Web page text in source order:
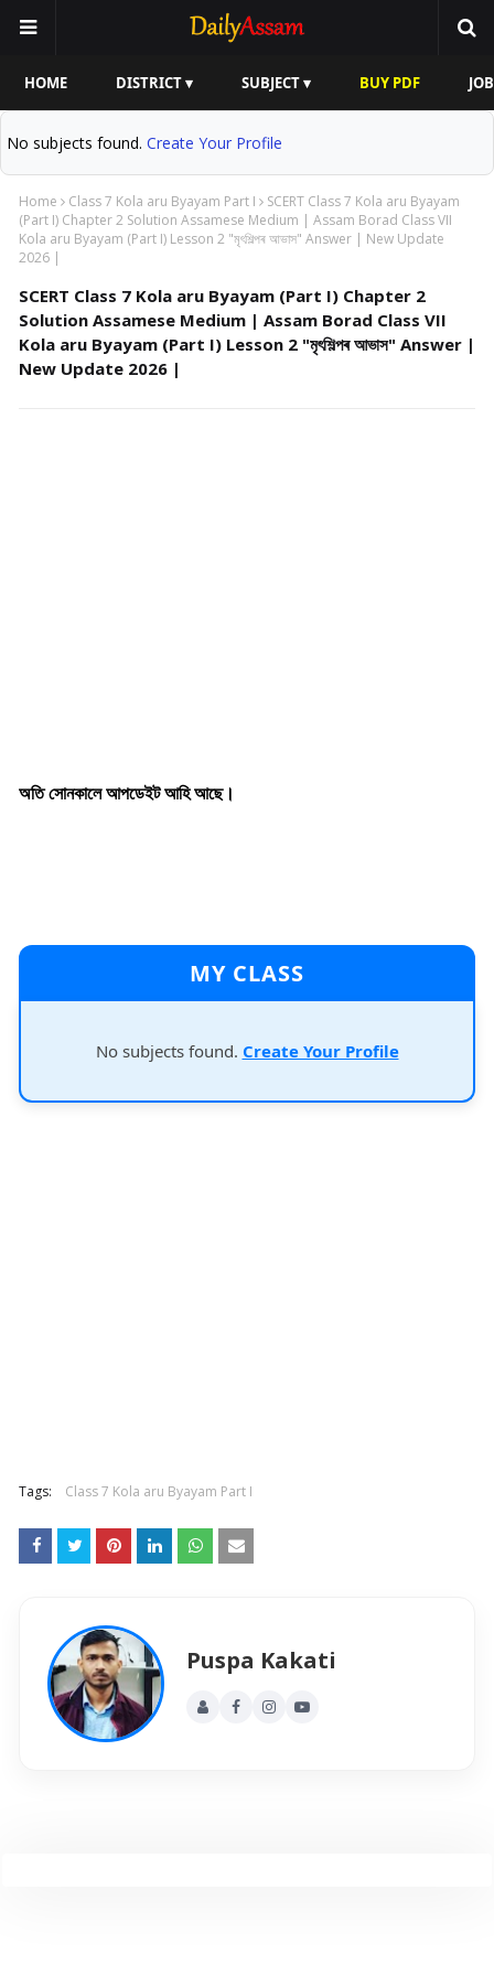
HOME DISTRICT ▾ SUBJECT ▾ BUY PDF
No subjects found. Create Your Profile
Home Class 7 Kola aru Byayam Part I
SCERT Class 7 Kola aru Byayam
(Part I) Chapter 2 Solution Assamese Medium | Assam Borad Class VII
Kola aru Byayam (Part I) Lesson 2 "মৃৎশিল্পৰ আভাস" Answer | New Update
2026 |
SCERT Class 7 Kola aru Byayam (Part I) Chapter 2
Solution Assamese Medium | Assam Borad Class VII
Kola aru Byayam (Part I) Lesson 2 "মৃৎশিল্পৰ আভাস" Answer |
New Update 2026 |
অতি সোনকালে আপডেইট আহি আছে।
MY CLASS
No subjects found. Create Your Profile
Tags: Class 7 Kola aru Byayam Part I
Puspa Kakati